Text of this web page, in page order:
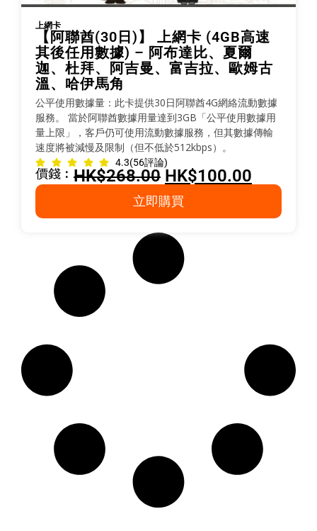
上網卡
【阿聯酋(30日)】 上網卡 (4GB高速
其後任用數據) – 阿布達比、夏爾
迦、杜拜、阿吉曼、富吉拉、歐姆古
溫、哈伊馬角
公平使用數據量：此卡提供30日阿聯酋4G網絡流動數據
服務。 當於阿聯酋數據用量達到3GB「公平使用數據用
量上限」，客戶仍可使用流動數據服務，但其數據傳輸
速度將被減慢及限制（但不低於512kbps）。
4.3(56評論)
價錢︰ HK$268.00 HK$100.00
立即購買